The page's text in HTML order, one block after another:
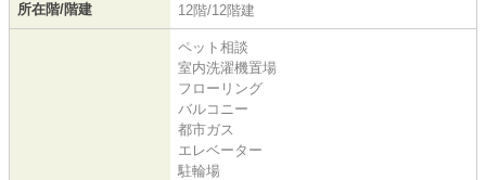
所在階/階建 12階/12階建
ペット相談
室内洗濯機置場
フローリング
バルコニー
都市ガス
エレベーター
駐輪場